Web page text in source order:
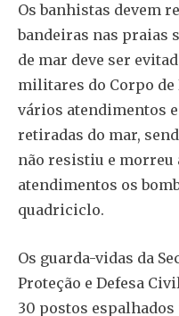
Os banhistas devem
bandeiras nas praias
de mar deve ser
militares do Corpo
vários atendimentos
retiradas do mar,
não resistiu e morreu
atendimentos os
quadriciclo.
Os guarda-vidas da
Proteção e Defesa
30 postos